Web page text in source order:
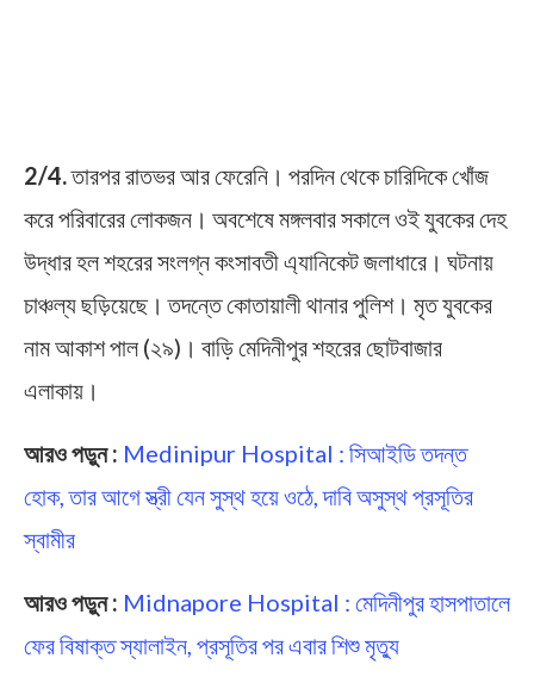
2/4.তারপর রাতভর আর ফেরেনি। পরদিন থেকে চারিদিকে খোঁজ
করে পরিবারের লোকজন। অবশেষে মঙ্গলবার সকালে ওই যুবকের দেহ
উদ্ধার হল শহরের সংলগ্ন কংসাবতী এ্যানিকেট জলাধারে। ঘটনায়
চাঞ্চল্য ছড়িয়েছে। তদন্তে কোতায়ালী থানার পুলিশ। মৃত যুবকের
নাম আকাশ পাল (২৯)। বাড়ি মেদিনীপুর শহরের ছোটবাজার
এলাকায়।
আরও পড়ুন : Medinipur Hospital : সিআইডি তদন্ত
হোক, তার আগে স্ত্রী যেন সুস্থ হয়ে ওঠে, দাবি অসুস্থ প্রসূতির
স্বামীর
আরও পড়ুন : Midnapore Hospital : মেদিনীপুর হাসপাতালে
ফের বিষাক্ত স্যালাইন, প্রসূতির পর এবার শিশু মৃত্যু